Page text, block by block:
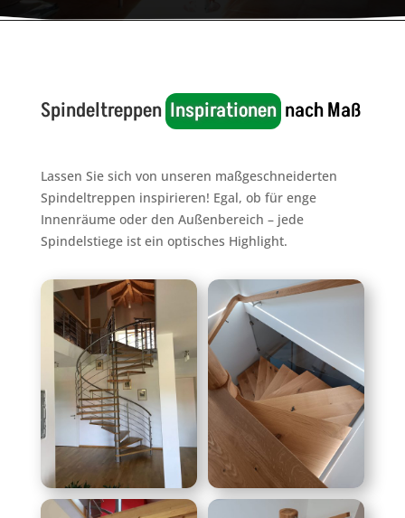
Spindeltreppen Inspirationen nach Maß
Lassen Sie sich von unseren maßgeschneiderten
Spindeltreppen inspirieren! Egal, ob für enge
Innenräume oder den Außenbereich – jede
Spindelstiege ist ein optisches Highlight.